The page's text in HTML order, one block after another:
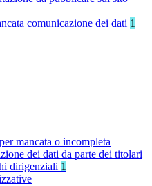
comunicazione dei dati 1
mancata o incompleta
dei dati da parte dei titolari
dirigenziali 1